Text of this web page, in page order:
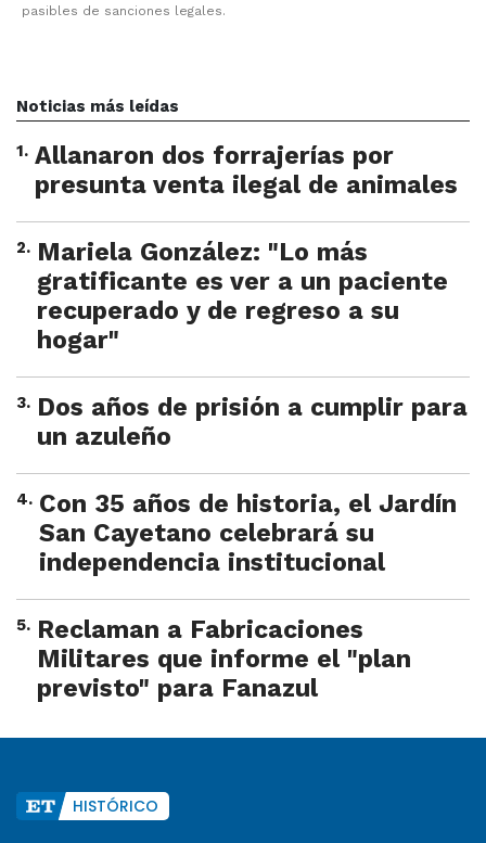
pasibles de sanciones legales.
Noticias más leídas
1. Allanaron dos forrajerías por
presunta venta ilegal de animales
2. Mariela González: "Lo más
gratificante es ver a un paciente
recuperado y de regreso a su
hogar"
3. Dos años de prisión a cumplir para
un azuleño
4. Con 35 años de historia, el Jardín
San Cayetano celebrará su
independencia institucional
5. Reclaman a Fabricaciones
Militares que informe el "plan
previsto" para Fanazul
HISTÓRICO